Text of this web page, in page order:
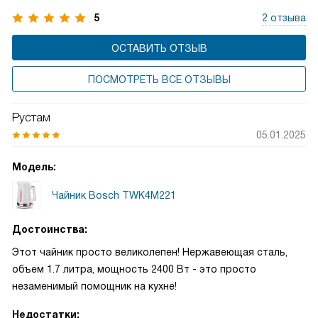
5 2 отзыва
ОСТАВИТЬ ОТЗЫВ
ПОСМОТРЕТЬ ВСЕ ОТЗЫВЫ
Рустам
05.01.2025
Модель:
Чайник Bosch TWK4M221
Достоинства:
Этот чайник просто великолепен! Нержавеющая сталь,
объем 1.7 литра, мощность 2400 Вт - это просто
незаменимый помощник на кухне!
Недостатки: